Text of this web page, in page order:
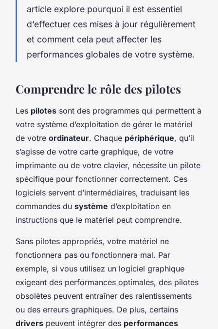
article explore pourquoi il est essentiel
d’effectuer ces mises à jour régulièrement
et comment cela peut affecter les
performances globales de votre système.
Comprendre le rôle des pilotes
Les pilotes sont des programmes qui permettent à
votre système d’exploitation de gérer le matériel
de votre ordinateur. Chaque périphérique, qu’il
s’agisse de votre carte graphique, de votre
imprimante ou de votre clavier, nécessite un pilote
spécifique pour fonctionner correctement. Ces
logiciels servent d’intermédiaires, traduisant les
commandes du système d’exploitation en
instructions que le matériel peut comprendre.
Sans pilotes appropriés, votre matériel ne
fonctionnera pas ou fonctionnera mal. Par
exemple, si vous utilisez un logiciel graphique
exigeant des performances optimales, des pilotes
obsolètes peuvent entraîner des ralentissements
ou des erreurs graphiques. De plus, certains
drivers peuvent intégrer des performances